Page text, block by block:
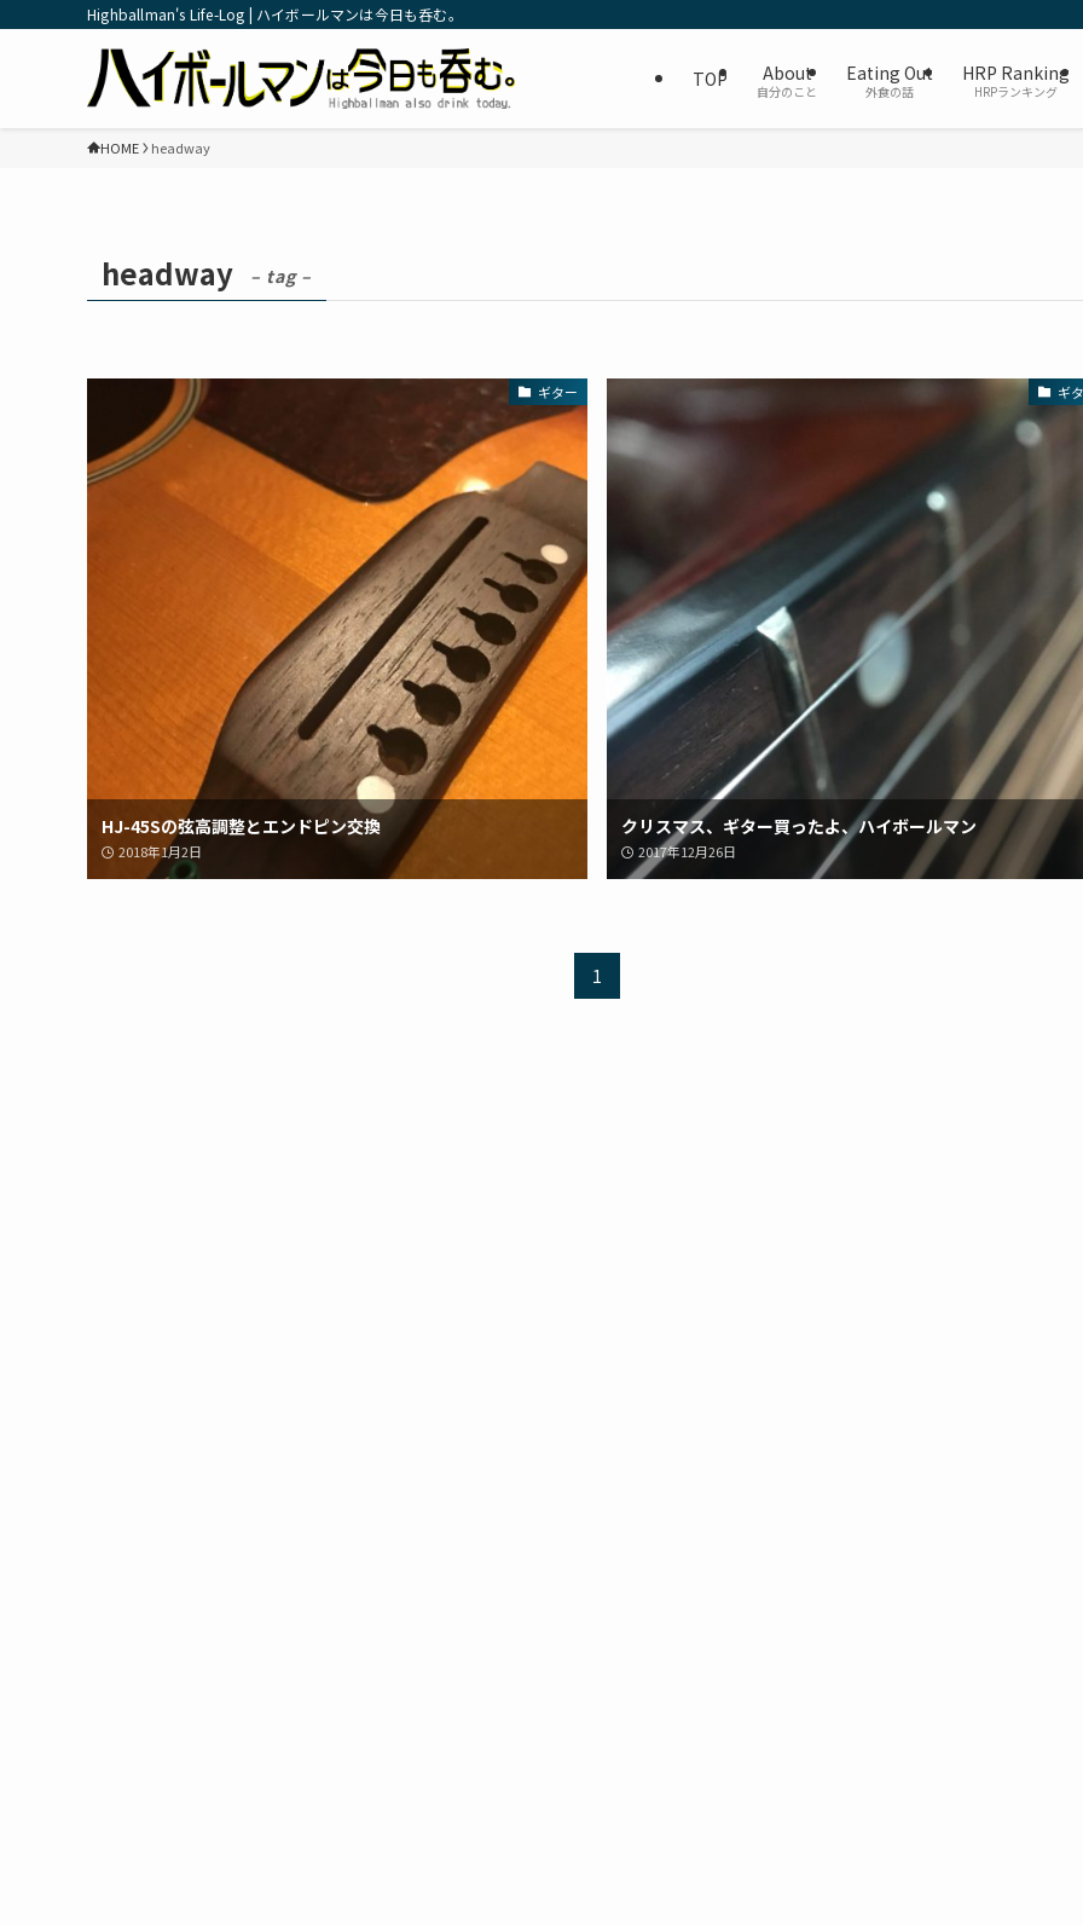
Highballman's Life-Log | ハイボールマンは今日も呑む。
TOP About
自分のこと
Eating Out
外食の話
HRP Ranking
HRPランキング
HOME headway
headway – tag –
ギター
HJ-45Sの弦高調整とエンドピン交換
2018年1月2日
ギ
クリスマス、ギター買ったよ、ハイボールマン
2017年12月26日
1